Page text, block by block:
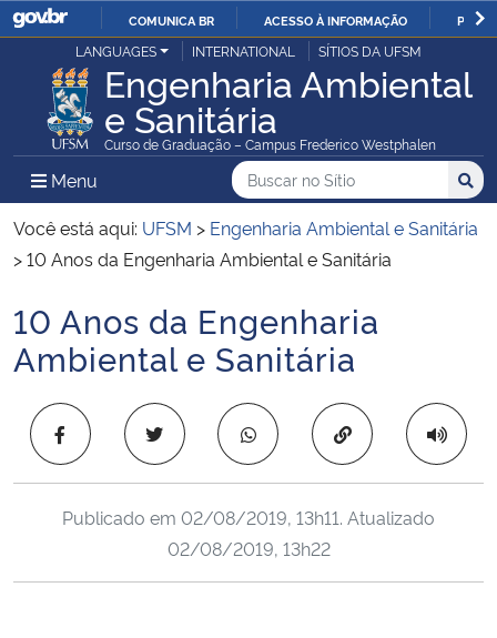
IR
PARA
O
CONTEÚDO
COMUNICA BR ACESSO À INFORMAÇÃO
Ministério da Justiça e Segurança Pública
Ministério da Defesa
Ministério das Relações Exteriores
Ministério da Infraestrutura
Ministério da Educação
Ministério da Cidadania
LANGUAGES INTERNATIONAL SÍTIOS DA UFSM
Engenharia Ambiental
e Sanitária
Curso de Graduação – Campus Frederico Westphalen
Menu Menu Principal do Sítio
Busca
Buscar no no Sítio
Busca:
Você está aqui: UFSM > Engenharia Ambiental e Sanitária
>10 Anos da Engenharia Ambiental e Sanitária
Início do conteúdo
10 Anos da Engenharia
Ambiental e Sanitária
Copiar para área
Publicado em 02/08/2019, 13h11. Atualizado
02/08/2019, 13h22